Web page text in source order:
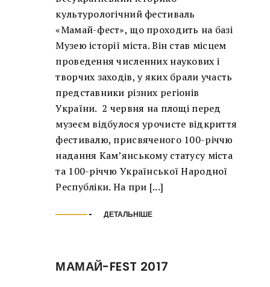
культурологічний фестиваль
«Мамай-фест», що проходить на базі
Музею історії міста. Він став місцем
проведення численних наукових і
творчих заходів, у яких брали участь
представники різних регіонів
України. 2 червня на площі перед
музеєм відбулося урочисте відкриття
фестивалю, присвяченого 100-річчю
надання Кам’янському статусу міста
та 100-річчю Української Народної
Республіки. На при [...]
ДЕТАЛЬНІШЕ
МАМАЙ-FEST 2017